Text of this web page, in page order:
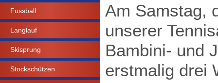
Fussball
Langlauf
Skisprung
Stockschützen
Am Samstag,
unserer
Bambini- und
erstmalig drei